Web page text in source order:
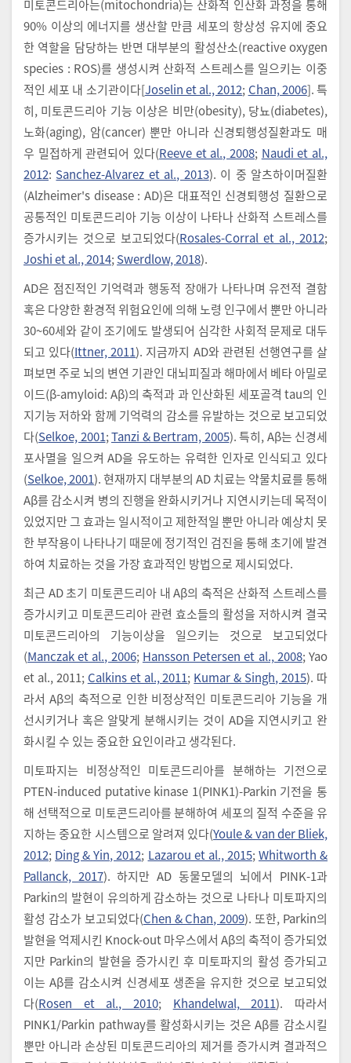
미토콘드리아는(mitochondria)는 산화적 인산화 과정을 통해
90% 이상의 에너지를 생산할 만큼 세포의 항상성 유지에 중요
한 역할을 담당하는 반면 대부분의 활성산소(reactive oxygen
species : ROS)를 생성시켜 산화적 스트레스를 일으키는 이중
적인 세포 내 소기관이다[Joselin et al., 2012; Chan, 2006]. 특
히, 미토콘드리아 기능 이상은 비만(obesity), 당뇨(diabetes),
노화(aging), 암(cancer) 뿐만 아니라 신경퇴행성질환과도 매
우 밀접하게 관련되어 있다(Reeve et al., 2008; Naudi et al.,
2012: Sanchez-Alvarez et al., 2013). 이 중 알츠하이머질환
(Alzheimer's disease : AD)은 대표적인 신경퇴행성 질환으로
공통적인 미토콘드리아 기능 이상이 나타나 산화적 스트레스를
증가시키는 것으로 보고되었다(Rosales-Corral et al., 2012;
Joshi et al., 2014; Swerdlow, 2018).
AD은 점진적인 기억력과 행동적 장애가 나타나며 유전적 결함
혹은 다양한 환경적 위험요인에 의해 노령 인구에서 뿐만 아니라
30~60세와 같이 조기에도 발생되어 심각한 사회적 문제로 대두
되고 있다(Ittner, 2011). 지금까지 AD와 관련된 선행연구를 살
펴보면 주로 뇌의 변연 기관인 대뇌피질과 해마에서 베타 아밀로
이드(β-amyloid: Aβ)의 축적과 과 인산화된 세포골격 tau의 인
지기능 저하와 함께 기억력의 감소를 유발하는 것으로 보고되었
다(Selkoe, 2001;Tanzi & Bertram, 2005). 특히, Aβ는 신경세
포사멸을 일으켜 AD을 유도하는 유력한 인자로 인식되고 있다
(Selkoe, 2001). 현재까지 대부분의 AD 치료는 약물치료를 통해
Aβ를 감소시켜 병의 진행을 완화시키거나 지연시키는데 목적이
있었지만 그 효과는 일시적이고 제한적일 뿐만 아니라 예상치 못
한 부작용이 나타나기 때문에 정기적인 검진을 통해 초기에 발견
하여 치료하는 것을 가장 효과적인 방법으로 제시되었다.
최근 AD 초기 미토콘드리아 내 Aβ의 축적은 산화적 스트레스를
증가시키고 미토콘드리아 관련 효소들의 활성을 저하시켜 결국
미토콘드리아의 기능이상을 일으키는 것으로 보고되었다
(Manczak et al., 2006; Hansson Petersen et al., 2008; Yao
et al., 2011; Calkins et al., 2011; Kumar & Singh, 2015). 따
라서 Aβ의 축적으로 인한 비정상적인 미토콘드리아 기능을 개
선시키거나 혹은 알맞게 분해시키는 것이 AD을 지연시키고 완
화시킬 수 있는 중요한 요인이라고 생각된다.
미토파지는 비정상적인 미토콘드리아를 분해하는 기전으로
PTEN-induced putative kinase 1(PINK1)-Parkin 기전을 통
해 선택적으로 미토콘드리아를 분해하여 세포의 질적 수준을 유
지하는 중요한 시스템으로 알려져 있다(Youle & van der Bliek,
2012; Ding & Yin, 2012; Lazarou et al., 2015; Whitworth &
Pallanck, 2017). 하지만 AD 동물모델의 뇌에서 PINK-1과
Parkin의 발현이 유의하게 감소하는 것으로 나타나 미토파지의
활성 감소가 보고되었다(Chen & Chan, 2009). 또한, Parkin의
발현을 억제시킨 Knock-out 마우스에서 Aβ의 축적이 증가되었
지만 Parkin의 발현을 증가시킨 후 미토파지의 활성 증가되고
이는 Aβ를 감소시켜 신경세포 생존을 유지한 것으로 보고되었
다(Rosen et al., 2010; Khandelwal, 2011). 따라서
PINK1/Parkin pathway를 활성화시키는 것은 Aβ를 감소시킬
뿐만 아니라 손상된 미토콘드리아의 제거를 증가시켜 결과적으